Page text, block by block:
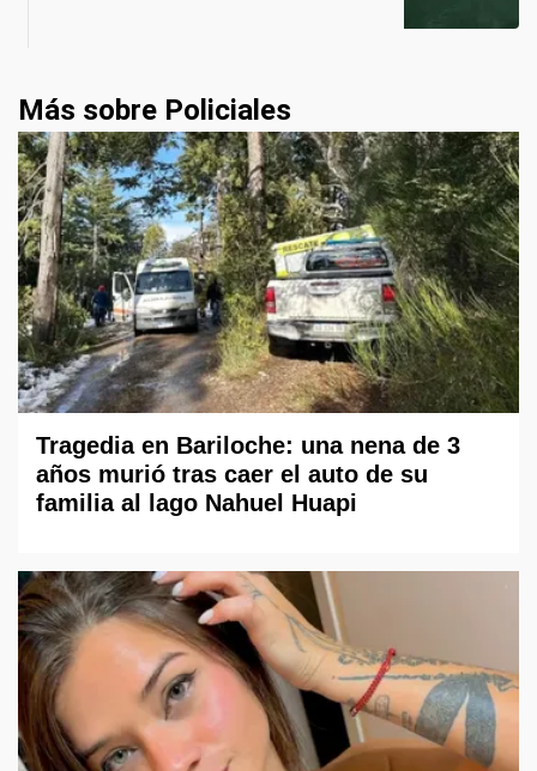
Más sobre Policiales
Tragedia en Bariloche: una nena de 3
años murió tras caer el auto de su
familia al lago Nahuel Huapi